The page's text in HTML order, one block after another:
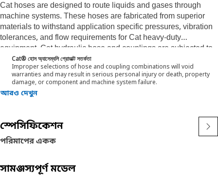
Cat hoses are designed to route liquids and gases through
machine systems. These hoses are fabricated from superior
materials to withstand application specific pressures, vibration
tolerances, and flow requirements for Cat heavy-duty
equipment. Cat hydraulic hose and couplings are subjected to
the most rigorous testing processes in the industry. Every Cat
hose and coupling combination is tested as a system to ensure
a perfect fit that yields maximum safety and dependability.
Cat compact hoses also work at half the SAE bend radius,
tube; two braids of special high tensile steel wire reinforcement
separated by a synthetic rubber layer. The outer cover is oil,
weather, and abrasion resistant synthetic rubber.
Cat® হোস অ্যাসেম্বলি প্রোডাক্ট সতর্কতা
Improper selections of hose and coupling combinations will void
warranties and may result in serious personal injury or death, property
damage, or component and machine system failure.
আরও দেখুন
স্পেসিফিকেশন
পরিমাপের একক
সামঞ্জস্যপূর্ণ মডেল